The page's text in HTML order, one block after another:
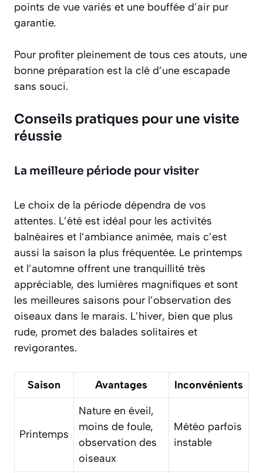
points de vue variés et une bouffée d’air pur
garantie.
Pour profiter pleinement de tous ces atouts, une
bonne préparation est la clé d’une escapade
sans souci.
Conseils pratiques pour une visite
réussie
La meilleure période pour visiter
Le choix de la période dépendra de vos
attentes. L’été est idéal pour les activités
balnéaires et l’ambiance animée, mais c’est
aussi la saison la plus fréquentée. Le printemps
et l’automne offrent une tranquillité très
appréciable, des lumières magnifiques et sont
les meilleures saisons pour l’observation des
oiseaux dans le marais. L’hiver, bien que plus
rude, promet des balades solitaires et
revigorantes.
Saison Avantages Inconvénients
Printemps
Nature en éveil,
moins de foule,
observation des
oiseaux
Météo parfois
instable